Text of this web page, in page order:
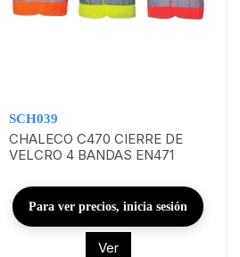
SCH039
CHALECO C470 CIERRE DE
VELCRO 4 BANDAS EN471
Para ver precios, inicia sesión
Ver